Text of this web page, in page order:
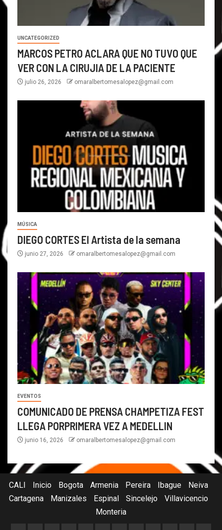
UNCATEGORIZED
MARCOS PETRO ACLARA QUE NO TUVO QUE
VER CON LA CIRUJIA DE LA PACIENTE
julio 26, 2026 omaralbertomesalopez@gmail.com
MÚSICA
DIEGO CORTES El Artista de la semana
junio 27, 2026 omaralbertomesalopez@gmail.com
EVENTOS
COMUNICADO DE PRENSA CHAMPETIZA FEST
LLEGA PORPRIMERA VEZ A MEDELLIN
junio 16, 2026 omaralbertomesalopez@gmail.com
CALI Inicio Bogota Armenia Pereira Ibague
Neiva
Cartagena
Manizales Espinal Sincelejo
Villavicencio
Monteria